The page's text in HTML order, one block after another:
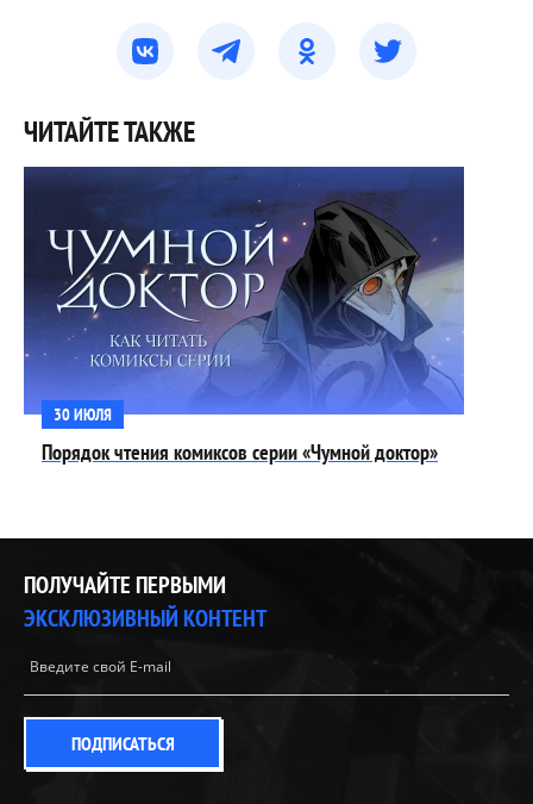
ЧИТАЙТЕ ТАКЖЕ
30 ИЮЛЯ
Порядок чтения комиксов серии «Чумной доктор»
ПОЛУЧАЙТЕ ПЕРВЫМИ
ЭКСКЛЮЗИВНЫЙ КОНТЕНТ
ПОДПИСАТЬСЯ